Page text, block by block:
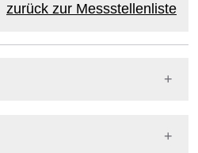
zurück zur Messstellenliste